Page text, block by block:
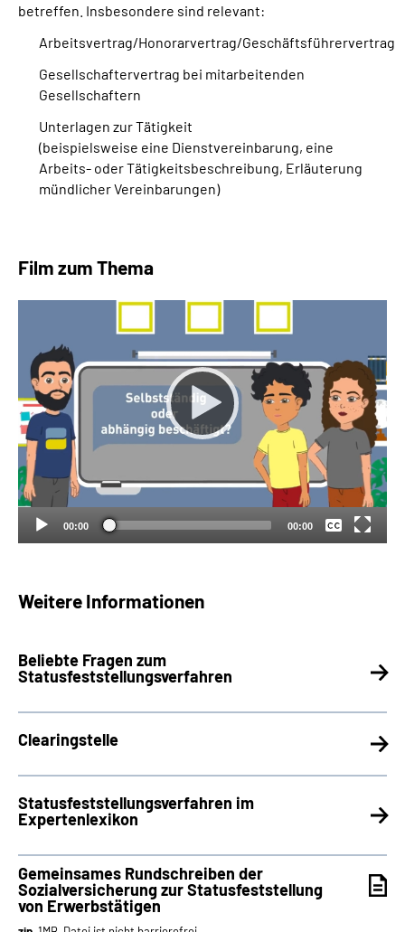
betreffen. Insbesondere sind relevant:
Arbeitsvertrag/Honorarvertrag/Geschäftsführervertrag
Gesellschaftervertrag bei mitarbeitenden
Gesellschaftern
Unterlagen zur Tätigkeit
(beispielsweise eine Dienstvereinbarung, eine
Arbeits- oder Tätigkeitsbeschreibung, Erläuterung
mündlicher Vereinbarungen)
Film zum Thema
00:00 00:00
Keine
Deutsch
Weitere Informationen
Beliebte Fragen zum
Statusfeststellungsverfahren
Clearingstelle
Statusfeststellungsverfahren im
Expertenlexikon
Gemeinsames Rundschreiben der
Sozialversicherung zur Statusfeststellung
von Erwerbstätigen